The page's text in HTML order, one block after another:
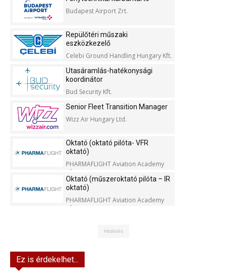
Budapest Airport Zrt.
Repülőtéri műszaki
eszközkezelő
Celebi Ground Handling Hungary Kft.
Utasáramlás-hatékonysági
koordinátor
Bud Security Kft.
Senior Fleet Transition Manager
Wizz Air Hungary Ltd.
Oktató (oktató pilóta- VFR
oktató)
PHARMAFLIGHT Aviation Academy
Kft.
Oktató (műszeroktató pilóta – IR
oktató)
PHARMAFLIGHT Aviation Academy
Kft.
Hirdetés
Ez is érdekelhet...